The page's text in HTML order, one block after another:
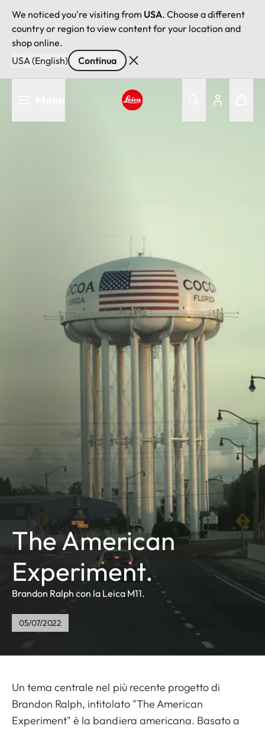
We noticed you're visiting from USA. Choose a different
country or region to view content for your location and
shop online.
USA (English)
Continua
The American
Experiment.
Brandon Ralph con la Leica M11.
05/07/2022
Un tema centrale nel più recente progetto di
Brandon Ralph, intitolato "The American
Experiment" è la bandiera americana. Basato a